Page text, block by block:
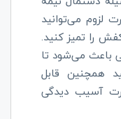
لزوم می‌توانید
را تمیز کنید.
باعث می‌شود تا
همچنین قابل
آسیب دیدگی